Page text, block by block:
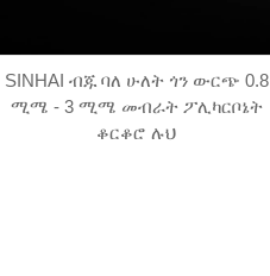
SINHAI ብጁ ባለ ሁለት ጎን ውርጭ 0.8
ሚሜ - 3 ሚሜ መብራት ፖሊካርቦኔት
ቆርቆሮ ሉህ